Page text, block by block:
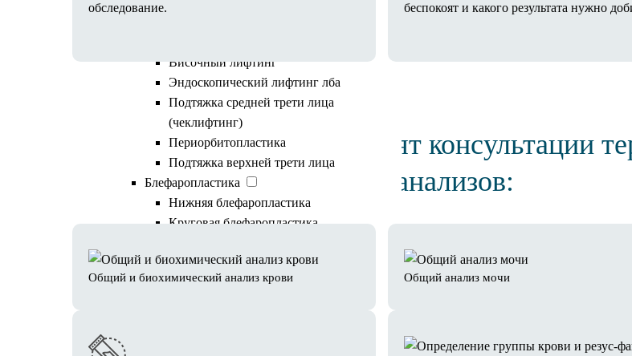
Височный лифтинг
Эндоскопический лифтинг лба
Подтяжка средней трети лица
(чеклифтинг)
Периорбитопластика
Подтяжка верхней трети лица
Блефаропластика
Нижняя блефаропластика
Круговая блефаропластика
Мужская блефаропластика
Кантопластика
обследование.
беспокоят и какого результата нужно
В план обследования входят консультации
также стандартный набор анализов:
Общий и биохимический анализ крови Общий анализ мочи